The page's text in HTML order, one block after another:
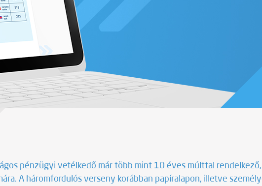
pénzügyi vetélkedő már több mint 10 éves múlttal
A háromfordulós verseny korábban papíralapon, illetve